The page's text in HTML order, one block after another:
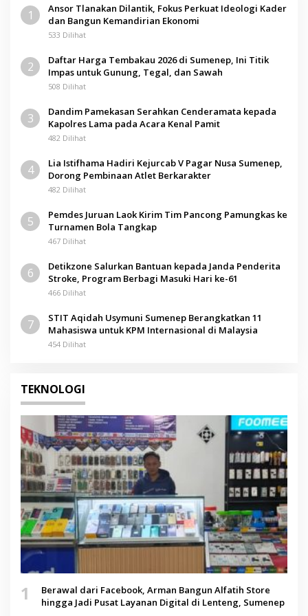
U
R
1
Ansor Tlanakan Dilantik, Fokus Perkuat Ideologi Kader
dan Bangun Kemandirian Ekonomi
533 Dilihat
2
Daftar Harga Tembakau 2026 di Sumenep, Ini Titik
Impas untuk Gunung, Tegal, dan Sawah
508 Dilihat
3
Dandim Pamekasan Serahkan Cenderamata kepada
Kapolres Lama pada Acara Kenal Pamit
482 Dilihat
4
Lia Istifhama Hadiri Kejurcab V Pagar Nusa Sumenep,
Dorong Pembinaan Atlet Berkarakter
482 Dilihat
5
Pemdes Juruan Laok Kirim Tim Pancong Pamungkas ke
Turnamen Bola Tangkap
467 Dilihat
6
Detikzone Salurkan Bantuan kepada Janda Penderita
Stroke, Program Berbagi Masuki Hari ke-61
466 Dilihat
7
STIT Aqidah Usymuni Sumenep Berangkatkan 11
Mahasiswa untuk KPM Internasional di Malaysia
454 Dilihat
TEKNOLOGI
1
Berawal dari Facebook, Arman Bangun Alfatih Store
hingga Jadi Pusat Layanan Digital di Lenteng, Sumenep